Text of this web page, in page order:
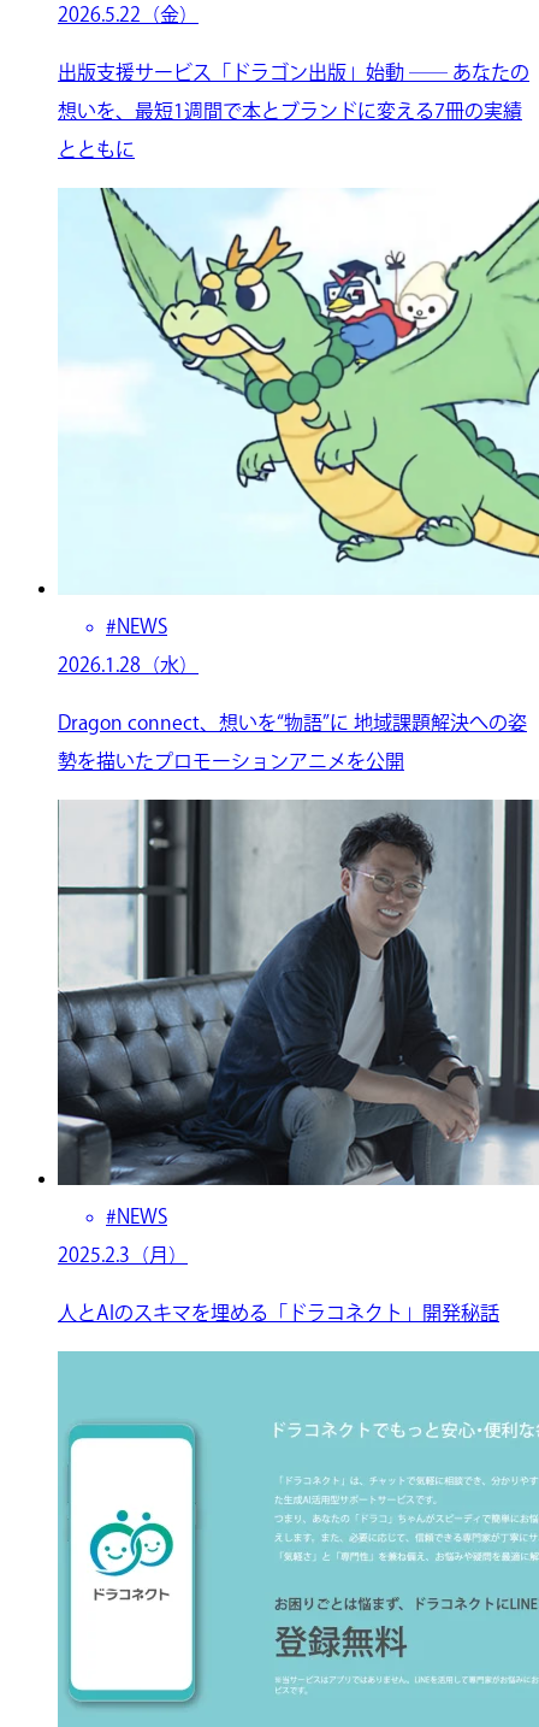
2026.5.22（金）
出版支援サービス「ドラゴン出版」始動 ── あなたの
想いを、最短1週間で本とブランドに変える7冊の実績
とともに
#NEWS
2026.1.28（水）
Dragon connect、想いを“物語”に 地域課題解決への姿
勢を描いたプロモーションアニメを公開
#NEWS
2025.2.3（月）
人とAIのスキマを埋める「ドラコネクト」開発秘話